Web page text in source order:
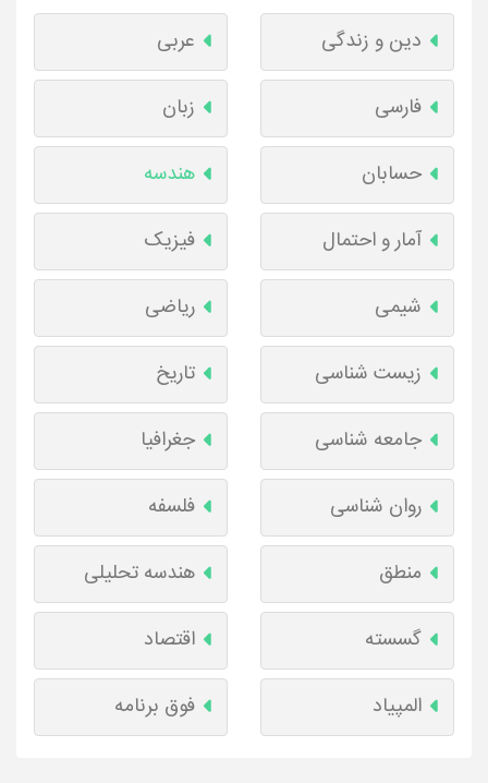
دین و زندگی عربی
فارسی زبان
حسابان هندسه
آمار و احتمال فیزیک
شیمی ریاضی
زیست شناسی تاریخ
جامعه شناسی جغرافیا
روان شناسی فلسفه
منطق هندسه تحلیلی
گسسته اقتصاد
المپیاد فوق برنامه